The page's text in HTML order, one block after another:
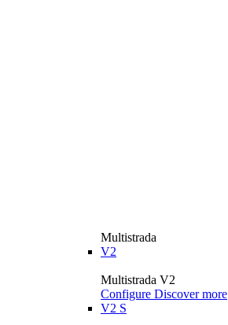
Multistrada
V2
Multistrada V2
Configure Discover more
V2 S